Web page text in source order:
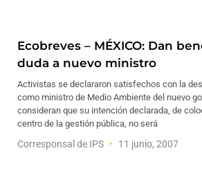
Ecobreves – MÉXICO: Dan
duda a nuevo ministro
Activistas se declararon satisfechos con la
como ministro de Medio Ambiente del nuevo
consideran que su intención declarada, de
centro de la gestión pública, no será
Corresponsal de IPS 11 junio, 2007